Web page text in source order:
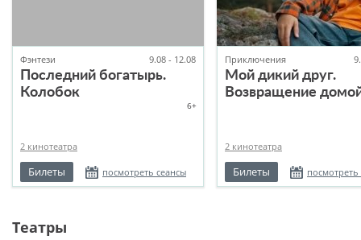
Фэнтези 9.08 - 12.08
Последний богатырь.
Колобок
6+
2 кинотеатра
Билеты посмотреть сеансы
Приключения
Мой дикий друг.
Возвращение
2 кинотеатра
Билеты посмотреть
Театры